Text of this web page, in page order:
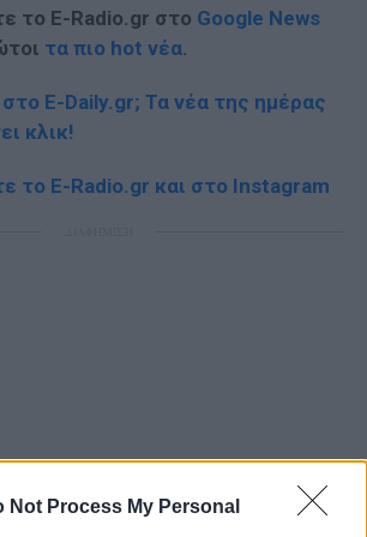
Not Process My Personal
το E-Radio.gr στο Google News
τα πιο hot νέα.
E-Daily.gr; Τα νέα της ημέρας
κλικ!
το E-Radio.gr και στο Instagram